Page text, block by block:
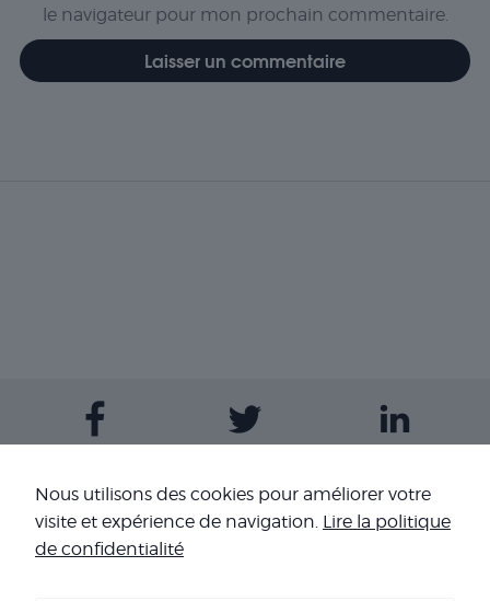
le navigateur pour mon prochain commentaire.
Contactez-nous
Nous utilisons des cookies pour améliorer votre
visite et expérience de navigation. Lire la politique
de confidentialité